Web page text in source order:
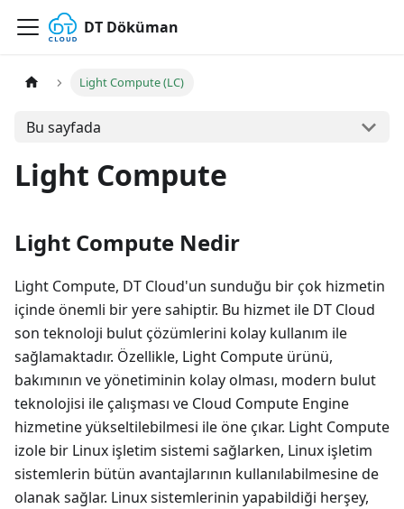
DT Döküman
Light Compute (LC)
Bu sayfada
Light Compute
Light Compute Nedir
Light Compute, DT Cloud'un sunduğu bir çok hizmetin
içinde önemli bir yere sahiptir. Bu hizmet ile DT Cloud
son teknoloji bulut çözümlerini kolay kullanım ile
sağlamaktadır. Özellikle, Light Compute ürünü,
bakımının ve yönetiminin kolay olması, modern bulut
teknolojisi ile çalışması ve Cloud Compute Engine
hizmetine yükseltilebilmesi ile öne çıkar. Light Compute
izole bir Linux işletim sistemi sağlarken, Linux işletim
sistemlerin bütün avantajlarının kullanılabilmesine de
olanak sağlar. Linux sistemlerinin yapabildiği herşey,